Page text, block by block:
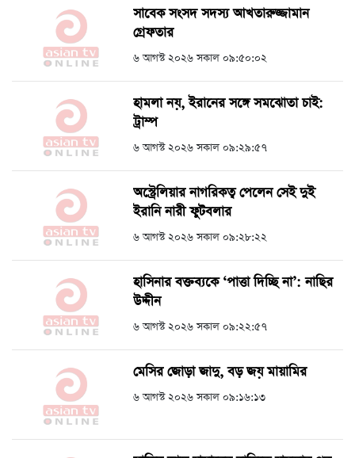
সাবেক সংসদ সদস্য আখতারুজ্জামান
গ্রেফতার
৬ আগস্ট ২০২৬ সকাল ০৯:৫০:০২
হামলা নয়, ইরানের সঙ্গে সমঝোতা চাই:
ট্রাম্প
৬ আগস্ট ২০২৬ সকাল ০৯:২৯:৫৭
অস্ট্রেলিয়ার নাগরিকত্ব পেলেন সেই দুই
ইরানি নারী ফুটবলার
৬ আগস্ট ২০২৬ সকাল ০৯:২৮:২২
হাসিনার বক্তব্যকে ‘পাত্তা দিচ্ছি না’: নাছির
উদ্দীন
৬ আগস্ট ২০২৬ সকাল ০৯:২২:৫৭
মেসির জোড়া জাদু, বড় জয় মায়ামির
৬ আগস্ট ২০২৬ সকাল ০৯:১৬:১৩